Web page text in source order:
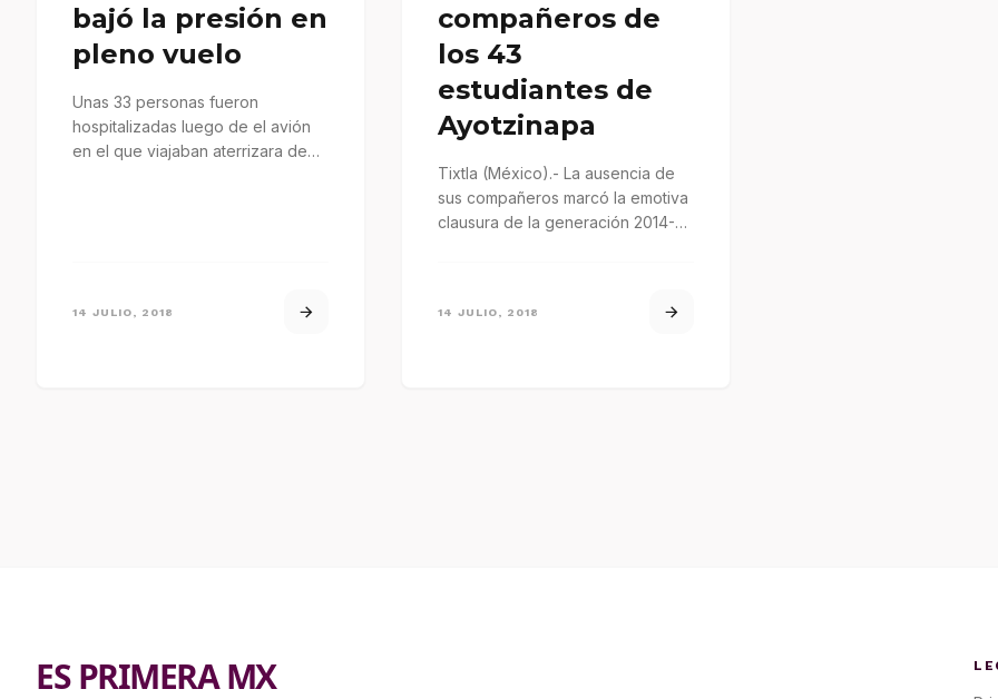
bajó la presión en
pleno vuelo
Unas 33 personas fueron
hospitalizadas luego de el avión
en el que viajaban aterrizara de
14 JULIO, 2018
compañeros de
los 43
estudiantes de
Ayotzinapa
Tixtla (México).- La ausencia de
sus compañeros marcó la emotiva
clausura de la generación 2014-
14 JULIO, 2018
ES PRIMERA MX